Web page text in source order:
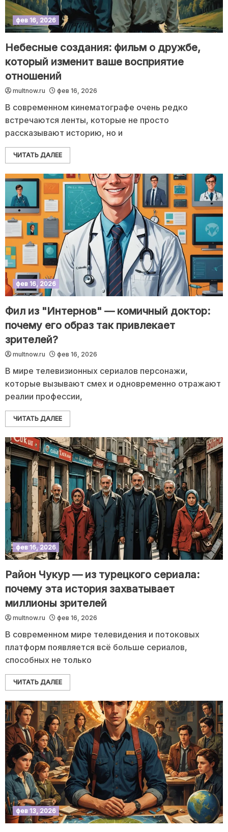
фев 16, 2026
Небесные создания: фильм о дружбе,
который изменит ваше восприятие
отношений
multnow.ru фев 16, 2026
В современном кинематографе очень редко
встречаются ленты, которые не просто
рассказывают историю, но и
ЧИТАТЬ ДАЛЕЕ
фев 16, 2026
Фил из "Интернов" — комичный доктор:
почему его образ так привлекает
зрителей?
multnow.ru фев 16, 2026
В мире телевизионных сериалов персонажи,
которые вызывают смех и одновременно отражают
реалии профессии,
ЧИТАТЬ ДАЛЕЕ
фев 16, 2026
Район Чукур — из турецкого сериала:
почему эта история захватывает
миллионы зрителей
multnow.ru фев 16, 2026
В современном мире телевидения и потоковых
платформ появляется всё больше сериалов,
способных не только
ЧИТАТЬ ДАЛЕЕ
фев 13, 2026